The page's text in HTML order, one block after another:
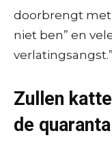
doorbrengt met
niet ben” en
verlatingsangst.”
Zullen
de